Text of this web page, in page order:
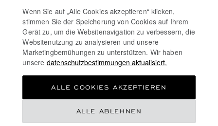
NEWSLETTER ABONNIEREN
COOKIE-RICHTLINIE
Wenn Sie auf „Alle Cookies akzeptieren“ klicken,
stimmen Sie der Speicherung von Cookies auf Ihrem
Gerät zu, um die Websitenavigation zu verbessern, die
Websitenutzung zu analysieren und unsere
Marketingbemühungen zu unterstützen. Wir haben
unsere datenschutzbestimmungen aktualisiert.
ALLE ABLEHNEN
ALLE COOKIES AKZEPTIEREN